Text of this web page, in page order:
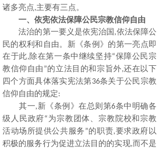
诸多亮点,主要有三点。
一、依宪依法保障公民宗教信仰自由
法治的第一要义是依宪治国 ,依法保障公
民的权利和自由。新《条例》的第一亮点即
在于此,除在第一条中继续坚持“保障公民宗
教信仰自由”的立法目的和宗旨外,还在以下
四个方面具体落实宪法第36条关于公民宗教
信仰自由的规定:
其一,新《条例》在总则第6条中明确各
级人民政府“为宗教团体、宗教院校和宗教
活动场所提供公共服务”的职责,要求政府以
积极的服务行为促进立法目的的实现,而不是